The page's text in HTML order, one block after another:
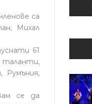
са
Михал
61
таланти,
Румъния,
се да